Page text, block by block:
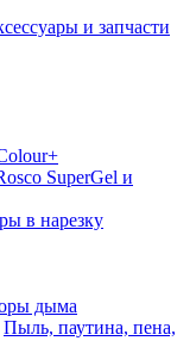
и запчасти
SuperGel и
в нарезку
дыма
Пыль, паутина, пена,